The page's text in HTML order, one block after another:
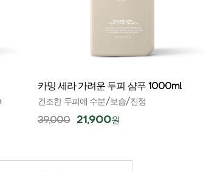
카밍 세라 가려운 두피 샴푸 1000ml
건조한 두피에 수분/보습/진정
39,000 21,900원